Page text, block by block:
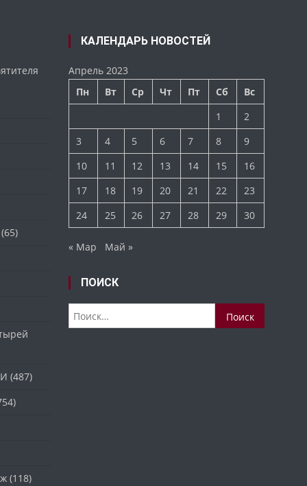
(487)
(118)
КАЛЕНДАРЬ НОВОСТЕЙ
Апрель 2023
Пн
Вт Ср Чт Пт Сб
Вс
1
2
3
4 5 6 7 8
9
10
11 12 13 14 15
16
17
18 19 20 21 22
23
24
25 26 27 28 29 30
« Мар Май »
ПОИСК
Найти: